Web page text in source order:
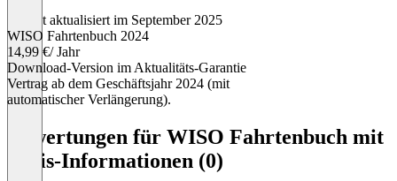
Zuletzt aktualisiert im September 2025
WISO Fahrtenbuch 2024
14,99 €/ Jahr
Download-Version im Aktualitäts-Garantie
Vertrag ab dem Geschäftsjahr 2024 (mit
automatischer Verlängerung).
Bewertungen für WISO Fahrtenbuch mit
Preis-Informationen (0)